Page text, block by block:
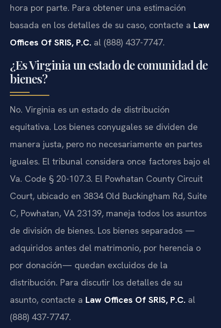
hora por parte. Para obtener una estimación
basada en los detalles de su caso, contacte a Law
Offices Of SRIS, P.C. al (888) 437-7747.
¿Es Virginia un estado de comunidad de
bienes?
No. Virginia es un estado de distribución
equitativa. Los bienes conyugales se dividen de
manera justa, pero no necesariamente en partes
iguales. El tribunal considera once factores bajo el
Va. Code § 20-107.3. El Powhatan County Circuit
Court, ubicado en 3834 Old Buckingham Rd, Suite
C, Powhatan, VA 23139, maneja todos los asuntos
de división de bienes. Los bienes separados —
adquiridos antes del matrimonio, por herencia o
por donación— quedan excluidos de la
distribución. Para discutir los detalles de su
asunto, contacte a Law Offices Of SRIS, P.C. al
(888) 437-7747.